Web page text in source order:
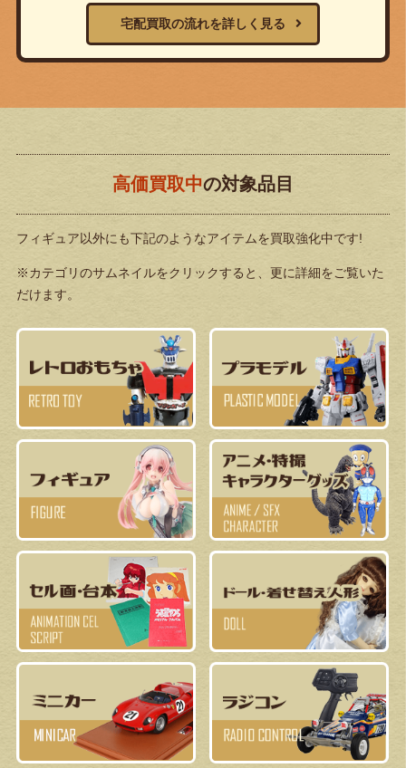
宅配買取の流れを詳しく見る
高価買取中の対象品目
フィギュア以外にも下記のようなアイテムを買取強化中です!
※カテゴリのサムネイルをクリックすると、更に詳細をご覧いた
だけます。